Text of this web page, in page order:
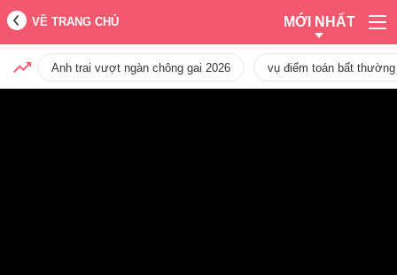
VỀ TRANG CHỦ MỚI NHẤT
Anh trai vượt ngàn chông gai 2026 vụ điểm toán bất